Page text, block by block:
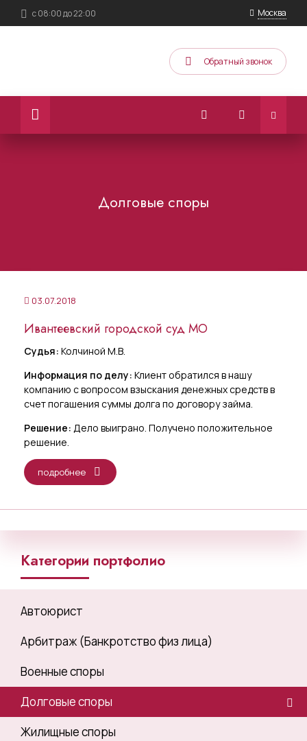
с 08:00 до 22:00 Москва
Обратный звонок
Долговые споры
03.07.2018
Ивантеевский городской суд МО
Судья: Колчиной М.В.
Информация по делу: Клиент обратился в нашу
компанию с вопросом взыскания денежных средств в
счет погашения суммы долга по договору займа.
Решение: Дело выиграно. Получено положительное
решение.
подробнее
Категории портфолио
Автоюрист
Арбитраж (Банкротство физ лица)
Военные споры
Долговые споры
Жилищные споры